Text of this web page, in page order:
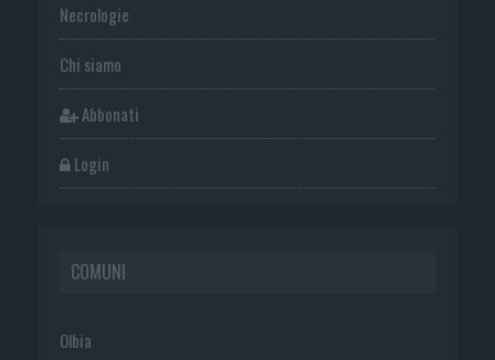
Necrologie
Chi siamo
Abbonati
Login
COMUNI
Olbia